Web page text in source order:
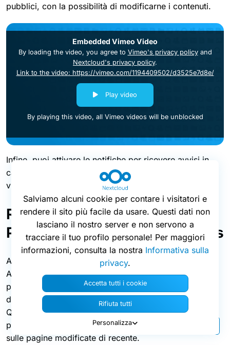
pubblici, con la possibilità di modificarne i contenuti.
Embedded Vimeo Video
By loading the video, you agree to Vimeo's privacy policyand
Nextcloud's privacy policy.
Link to the video: https://vimeo.com/1194409502/d3525e7d8e/
Play video
By playing this video, all Vimeo videos will be unblocked
Infine, puoi attivare le notifiche per ricevere avvisi in
caso di nuove operazioni sui dati delle tabelle o delle
viste.
Ricerca ottimizzata e Smark
Picker in Nextcloud Collectives
Adesso e più facile trovare e condividere le pagine.
Abbiamo migliorato i risultati di ricerca rendendoli più
pertinenti grazie all’introduzione di una nuova funzione
di ricerca nel database di Nextcloud Collectives.
Quando utilizzi Smart Picker per condividere una
pagina, ti verranno proposti dei suggerimenti basati
sulle pagine modificate di recente.
Salviamo alcuni cookie per contare i visitatori e
rendere il sito più facile da usare. Questi dati non
lasciano il nostro server e non servono a
tracciare il tuo profilo personale! Per maggiori
informazioni, consulta la nostra Informativa sulla
privacy.
Accetta tutti i cookie
Rifiuta tutti
Personalizza